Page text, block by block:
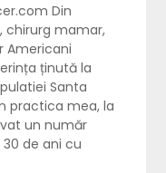
Din
chirurg mamar,
Americani
ținută la
Santa
practica mea, la
un număr
de ani cu